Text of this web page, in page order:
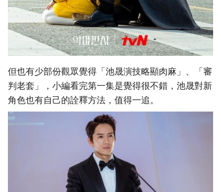
但也有少部份觀眾覺得「池晟演技略顯肉麻」、「審
判老套」，小編看完第一集是覺得很不錯，池晟對新
角色也有自己的詮釋方法，值得一追。